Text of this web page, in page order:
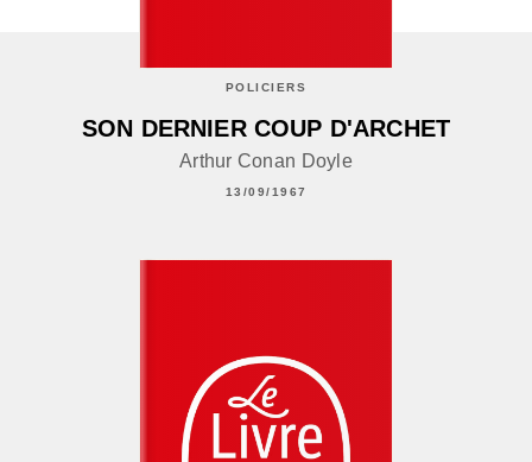
POLICIERS
SON DERNIER COUP D'ARCHET
Arthur Conan Doyle
13/09/1967